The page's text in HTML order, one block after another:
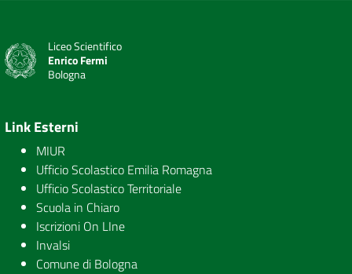
Liceo Scientifico
Enrico Fermi
Bologna
Link Esterni
MIUR
Ufficio Scolastico Emilia Romagna
Ufficio Scolastico Territoriale
Scuola in Chiaro
Iscrizioni On LIne
Invalsi
Comune di Bologna